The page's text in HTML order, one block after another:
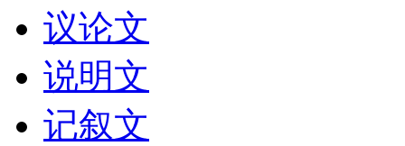
议论文
说明文
记叙文